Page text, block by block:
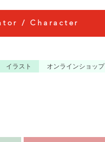
/ Character
イラスト オンラインショップ